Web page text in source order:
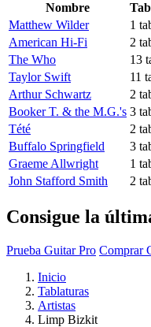
Nombre
Matthew Wilder
1
American Hi-Fi
2
The Who
13
Taylor Swift
11
Arthur Schwartz
2
Booker T. & the M.G.'s 3
Tété
2
Buffalo Springfield
3
Graeme Allwright
1
John Stafford Smith
2
Consigue la
Prueba Guitar Pro Comprar
Inicio
Tablaturas
Artistas
Limp Bizkit